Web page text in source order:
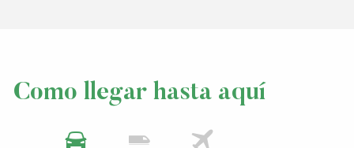
Como llegar hasta aquí